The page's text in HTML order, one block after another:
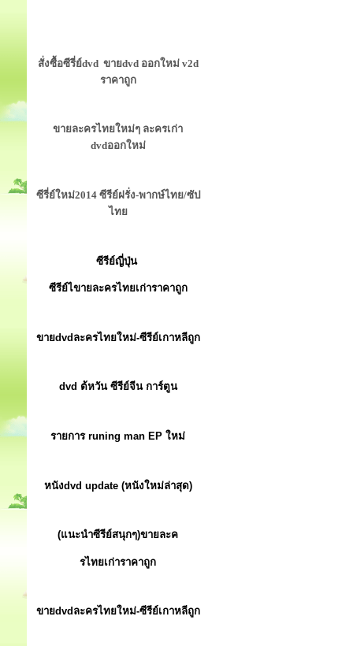
สั่งซื้อซีรี่ย์dvd ขายdvd ออกใหม่ v2d
ราคาถูก
ขายละครไทยใหม่ๆ ละครเก่า
dvdออกใหม่
ซีรี่ย์ใหม่2014 ซีรีย์ฝรั่ง-พากษ์ไทย/ซัป
ไทย
ซีรีย์ญี่ปุ่น
ซีรีย์ไขายละครไทยเก่าราคาถูก
ขายdvdละครไทยใหม่-ซีรีย์เกาหลีถูก
dvd ต้หวัน ซีรีย์จีน การ์ตูน
รายการ runing man EP ใหม่
หนังdvd update (หนังใหม่ล่าสุด)
(แนะนำซีรีย์สนุกๆ)ขายละค
รไทยเก่าราคาถูก
ขายdvdละครไทยใหม่-ซีรีย์เกาหลีถูก